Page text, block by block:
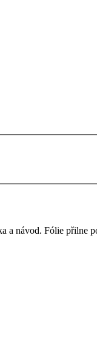
a návod. Fólie přilne